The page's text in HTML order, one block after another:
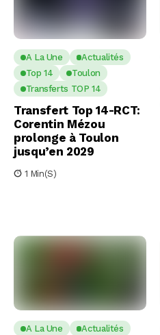
A La Une
Actualités
Top 14
Toulon
Transferts TOP 14
Transfert Top 14-RCT:
Corentin Mézou
prolonge à Toulon
jusqu’en 2029
1 Min(s)
A La Une
Actualités